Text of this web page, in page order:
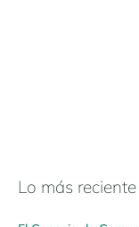
Lo más reciente
N